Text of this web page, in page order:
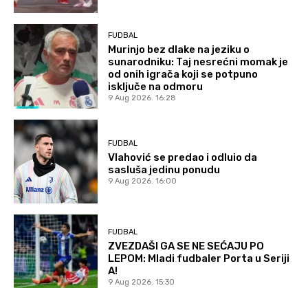
FUDBAL
Murinjo bez dlake na jeziku o
sunarodniku: Taj nesrećni momak je
od onih igrača koji se potpuno
isključe na odmoru
9 Aug 2026. 16:28
FUDBAL
Vlahović se predao i odluio da
sasluša jedinu ponudu
9 Aug 2026. 16:00
FUDBAL
ZVEZDAŠI GA SE NE SEĆAJU PO
LEPOM: Mladi fudbaler Porta u Seriji
A!
9 Aug 2026. 15:30